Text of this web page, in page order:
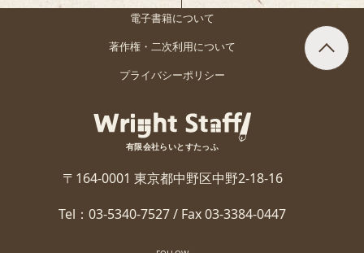
電子書籍について
著作権・二次利用について
プライバシーポリシー
有限会社らいとすたっふ
〒164-0001 東京都中野区中野2-18-16
Tel：03-5340-7527 / Fax 03-3384-0447